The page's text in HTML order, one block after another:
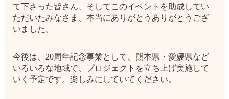
て下さった皆さん、そしてこのイベントを助成してい
ただいたみなさま、本当にありがとうありがとうござ
いました。
今後は、20周年記念事業として、熊本県・愛媛県など
いろいろな地域で、プロジェクトを立ち上げ実施して
いく予定です。楽しみにしていてください。